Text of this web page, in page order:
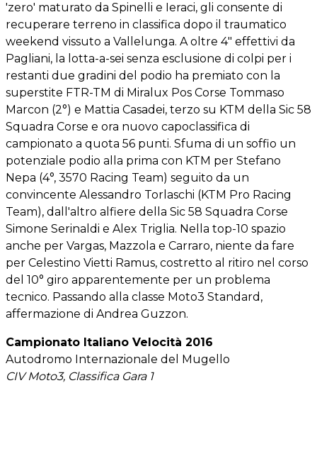
'zero' maturato da Spinelli e Ieraci, gli consente di
recuperare terreno in classifica dopo il traumatico
weekend vissuto a Vallelunga. A oltre 4" effettivi da
Pagliani, la lotta-a-sei senza esclusione di colpi per i
restanti due gradini del podio ha premiato con la
superstite FTR-TM di Miralux Pos Corse Tommaso
Marcon (2°) e Mattia Casadei, terzo su KTM della Sic 58
Squadra Corse e ora nuovo capoclassifica di
campionato a quota 56 punti. Sfuma di un soffio un
potenziale podio alla prima con KTM per Stefano
Nepa (4°, 3570 Racing Team) seguito da un
convincente Alessandro Torlaschi (KTM Pro Racing
Team), dall'altro alfiere della Sic 58 Squadra Corse
Simone Serinaldi e Alex Triglia. Nella top-10 spazio
anche per Vargas, Mazzola e Carraro, niente da fare
per Celestino Vietti Ramus, costretto al ritiro nel corso
del 10° giro apparentemente per un problema
tecnico. Passando alla classe Moto3 Standard,
affermazione di Andrea Guzzon.
Campionato Italiano Velocità 2016
Autodromo Internazionale del Mugello
CIV Moto3, Classifica Gara 1